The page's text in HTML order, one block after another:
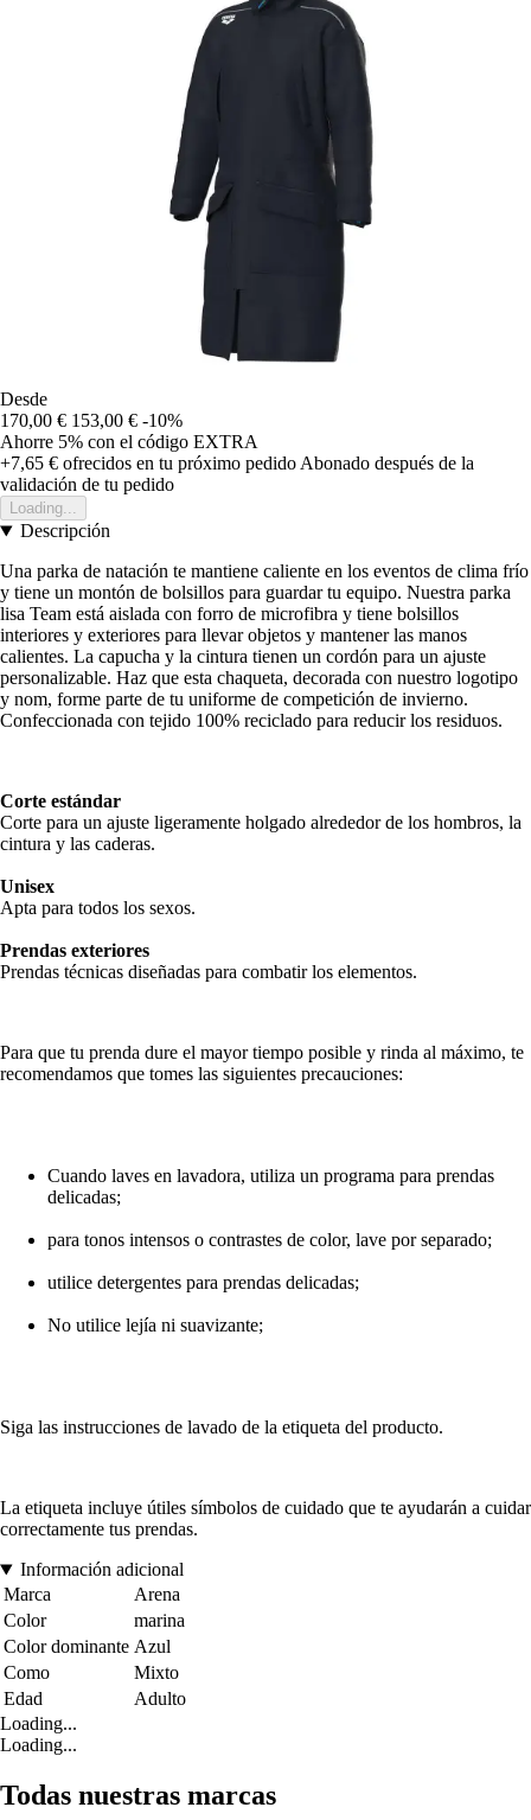
Desde
170,00 € 153,00 € -10%
Ahorre 5% con el código EXTRA
+7,65 € ofrecidos en tu próximo pedido Abonado después de la
validación de tu pedido
Loading...
Descripción
Una parka de natación te mantiene caliente en los eventos de clima frío
y tiene un montón de bolsillos para guardar tu equipo. Nuestra parka
lisa Team está aislada con forro de microfibra y tiene bolsillos
interiores y exteriores para llevar objetos y mantener las manos
calientes. La capucha y la cintura tienen un cordón para un ajuste
personalizable. Haz que esta chaqueta, decorada con nuestro logotipo
y nom, forme parte de tu uniforme de competición de invierno.
Confeccionada con tejido 100% reciclado para reducir los residuos.
Corte estándar
Corte para un ajuste ligeramente holgado alrededor de los hombros, la
cintura y las caderas.
Unisex
Apta para todos los sexos.
Prendas exteriores
Prendas técnicas diseñadas para combatir los elementos.
Para que tu prenda dure el mayor tiempo posible y rinda al máximo, te
recomendamos que tomes las siguientes precauciones:
Cuando laves en lavadora, utiliza un programa para prendas
delicadas;
para tonos intensos o contrastes de color, lave por separado;
utilice detergentes para prendas delicadas;
No utilice lejía ni suavizante;
Siga las instrucciones de lavado de la etiqueta del producto.
La etiqueta incluye útiles símbolos de cuidado que te ayudarán a cuidar
correctamente tus prendas.
Información adicional
Marca
Arena
Color
marina
Color dominante Azul
Como
Mixto
Edad
Adulto
Loading...
Loading...
Todas nuestras marcas